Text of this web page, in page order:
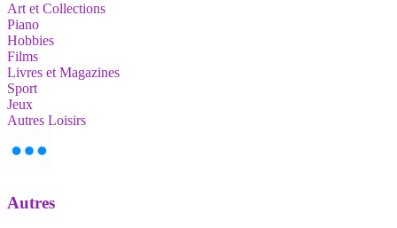
Art et Collections
Piano
Hobbies
Films
Livres et Magazines
Sport
Jeux
Autres Loisirs
Autres